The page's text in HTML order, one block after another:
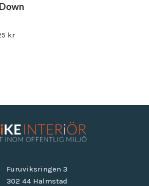
kr
Furuviksringen 3
302 44 Halmstad